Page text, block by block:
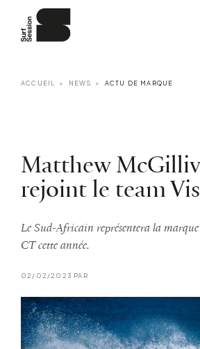
ACCUEIL NEWS ACTU DE MARQUE
Matthew
rejoint le team
Le Sud-Africain représentera la
CT cette année.
02/02/2023 PAR